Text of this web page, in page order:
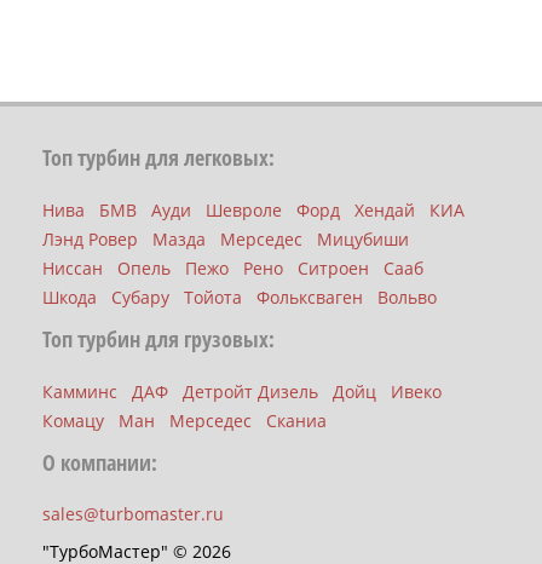
Топ турбин для легковых:
Нива БМВ Ауди Шевроле Форд Хендай
КИА
Лэнд Ровер
Мазда Мерседес
Мицубиши
Ниссан
Опель Пежо Рено Ситроен
Сааб
Шкода
Субару Тойота Фольксваген Вольво
Топ турбин для грузовых:
Камминс ДАФ Детройт Дизель Дойц
Ивеко
Комацу
Ман Мерседес Сканиа
О компании:
sales@turbomaster.ru
"ТурбоМастер" © 2026